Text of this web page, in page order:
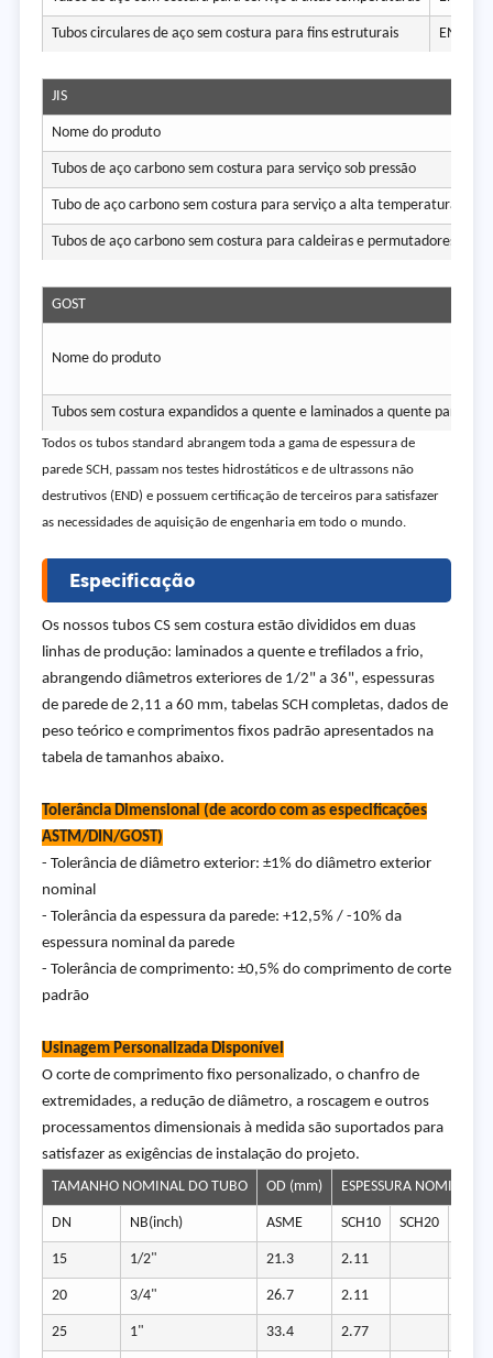
Tubos circulares de aço sem costura para fins estruturais EN
JIS
Nome do produto
Tubos de aço carbono sem costura para serviço sob pressão
Tubo de aço carbono sem costura para serviço a alta temperatura
Tubos de aço carbono sem costura para caldeiras e permutadores de
GOST
Nome do produto
Tubos sem costura expandidos a quente e laminados a quente para o
Todos os tubos standard abrangem toda a gama de espessura de
parede SCH, passam nos testes hidrostáticos e de ultrassons não
destrutivos (END) e possuem certificação de terceiros para satisfazer
as necessidades de aquisição de engenharia em todo o mundo.
Especificação
Os nossos tubos CS sem costura estão divididos em duas
linhas de produção: laminados a quente e trefilados a frio,
abrangendo diâmetros exteriores de 1/2" a 36", espessuras
de parede de 2,11 a 60 mm, tabelas SCH completas, dados de
peso teórico e comprimentos fixos padrão apresentados na
tabela de tamanhos abaixo.
Tolerância Dimensional (de acordo com as especificações
ASTM/DIN/GOST)
- Tolerância de diâmetro exterior: ±1% do diâmetro exterior
nominal
- Tolerância da espessura da parede: +12,5% / -10% da
espessura nominal da parede
- Tolerância de comprimento: ±0,5% do comprimento de corte
padrão
Usinagem Personalizada Disponível
O corte de comprimento fixo personalizado, o chanfro de
extremidades, a redução de diâmetro, a roscagem e outros
processamentos dimensionais à medida são suportados para
satisfazer as exigências de instalação do projeto.
TAMANHO NOMINAL DO TUBO
OD (mm) ESPESSURA NOMINAL
DN NB(inch) ASME SCH10 SCH20
15 1/2" 21.3 2.11
20 3/4" 26.7 2.11
25 1" 33.4 2.77